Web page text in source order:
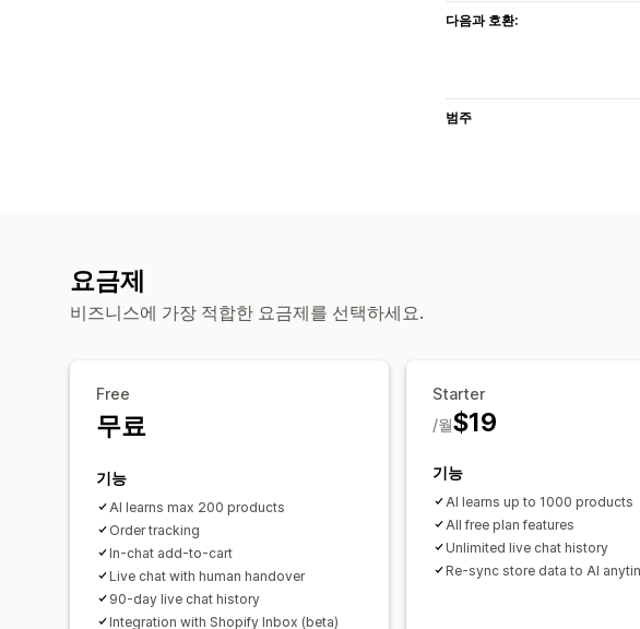
다음과 호환:
범주
요금제
비즈니스에 가장 적합한 요금제를 선택하세요.
Free
무료
기능
AI learns max 200 products
Order tracking
In-chat add-to-cart
Live chat with human handover
90-day live chat history
Integration with Shopify Inbox (beta)
Starter
$19
/월
기능
AI learns up to 1000 products
All free plan features
Unlimited live chat history
Re-sync store data to AI